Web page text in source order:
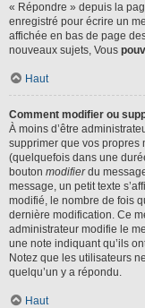
« Répondre » depuis la
enregistré pour écrire un
affichée en bas de page
nouveaux sujets, Vous
Haut
Comment modifier ou
À moins d’être
supprimer que vos propres
(quelquefois dans une
bouton modifierdu
message, un petit texte
modifié, le nombre de fois
dernière modification. Ce
administrateur modifie le
une note indiquant qu’ils
Notez que les utilisateurs
quelqu’un y a répondu.
Haut